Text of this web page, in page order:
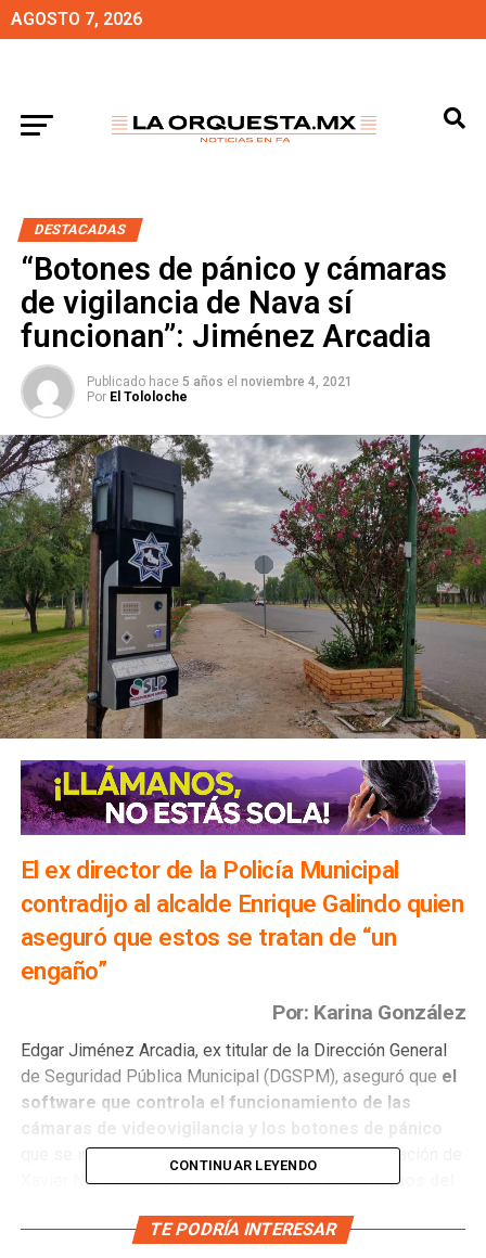
AGOSTO 7, 2026
DESTACADAS
“Botones de pánico y cámaras
de vigilancia de Nava sí
funcionan”: Jiménez Arcadia
Publicado hace 5 años el noviembre 4, 2021
Por El Tololoche
El ex director de la Policía Municipal
contradijo al alcalde Enrique Galindo quien
aseguró que estos se tratan de “un
engaño”
Por: Karina González
Edgar Jiménez Arcadia, ex titular de la Dirección General
de Seguridad Pública Municipal (DGSPM), aseguró que el
software que controla el funcionamiento de las
que se instalaron en la ciudad durante la administración de
Xavier Nava Palacios como alcalde,están en manos del
CONTINUAR LEYENDO
TE PODRÍA INTERESAR